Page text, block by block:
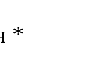
*